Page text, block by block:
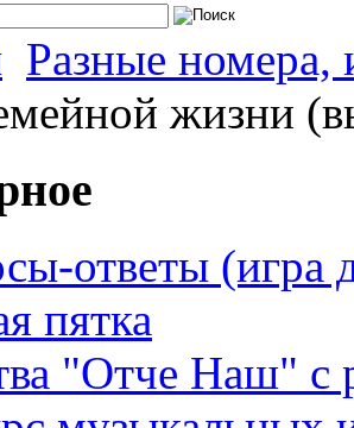
Разные номера,
жизни
ответы (игра
пятка
"Отче Наш" с